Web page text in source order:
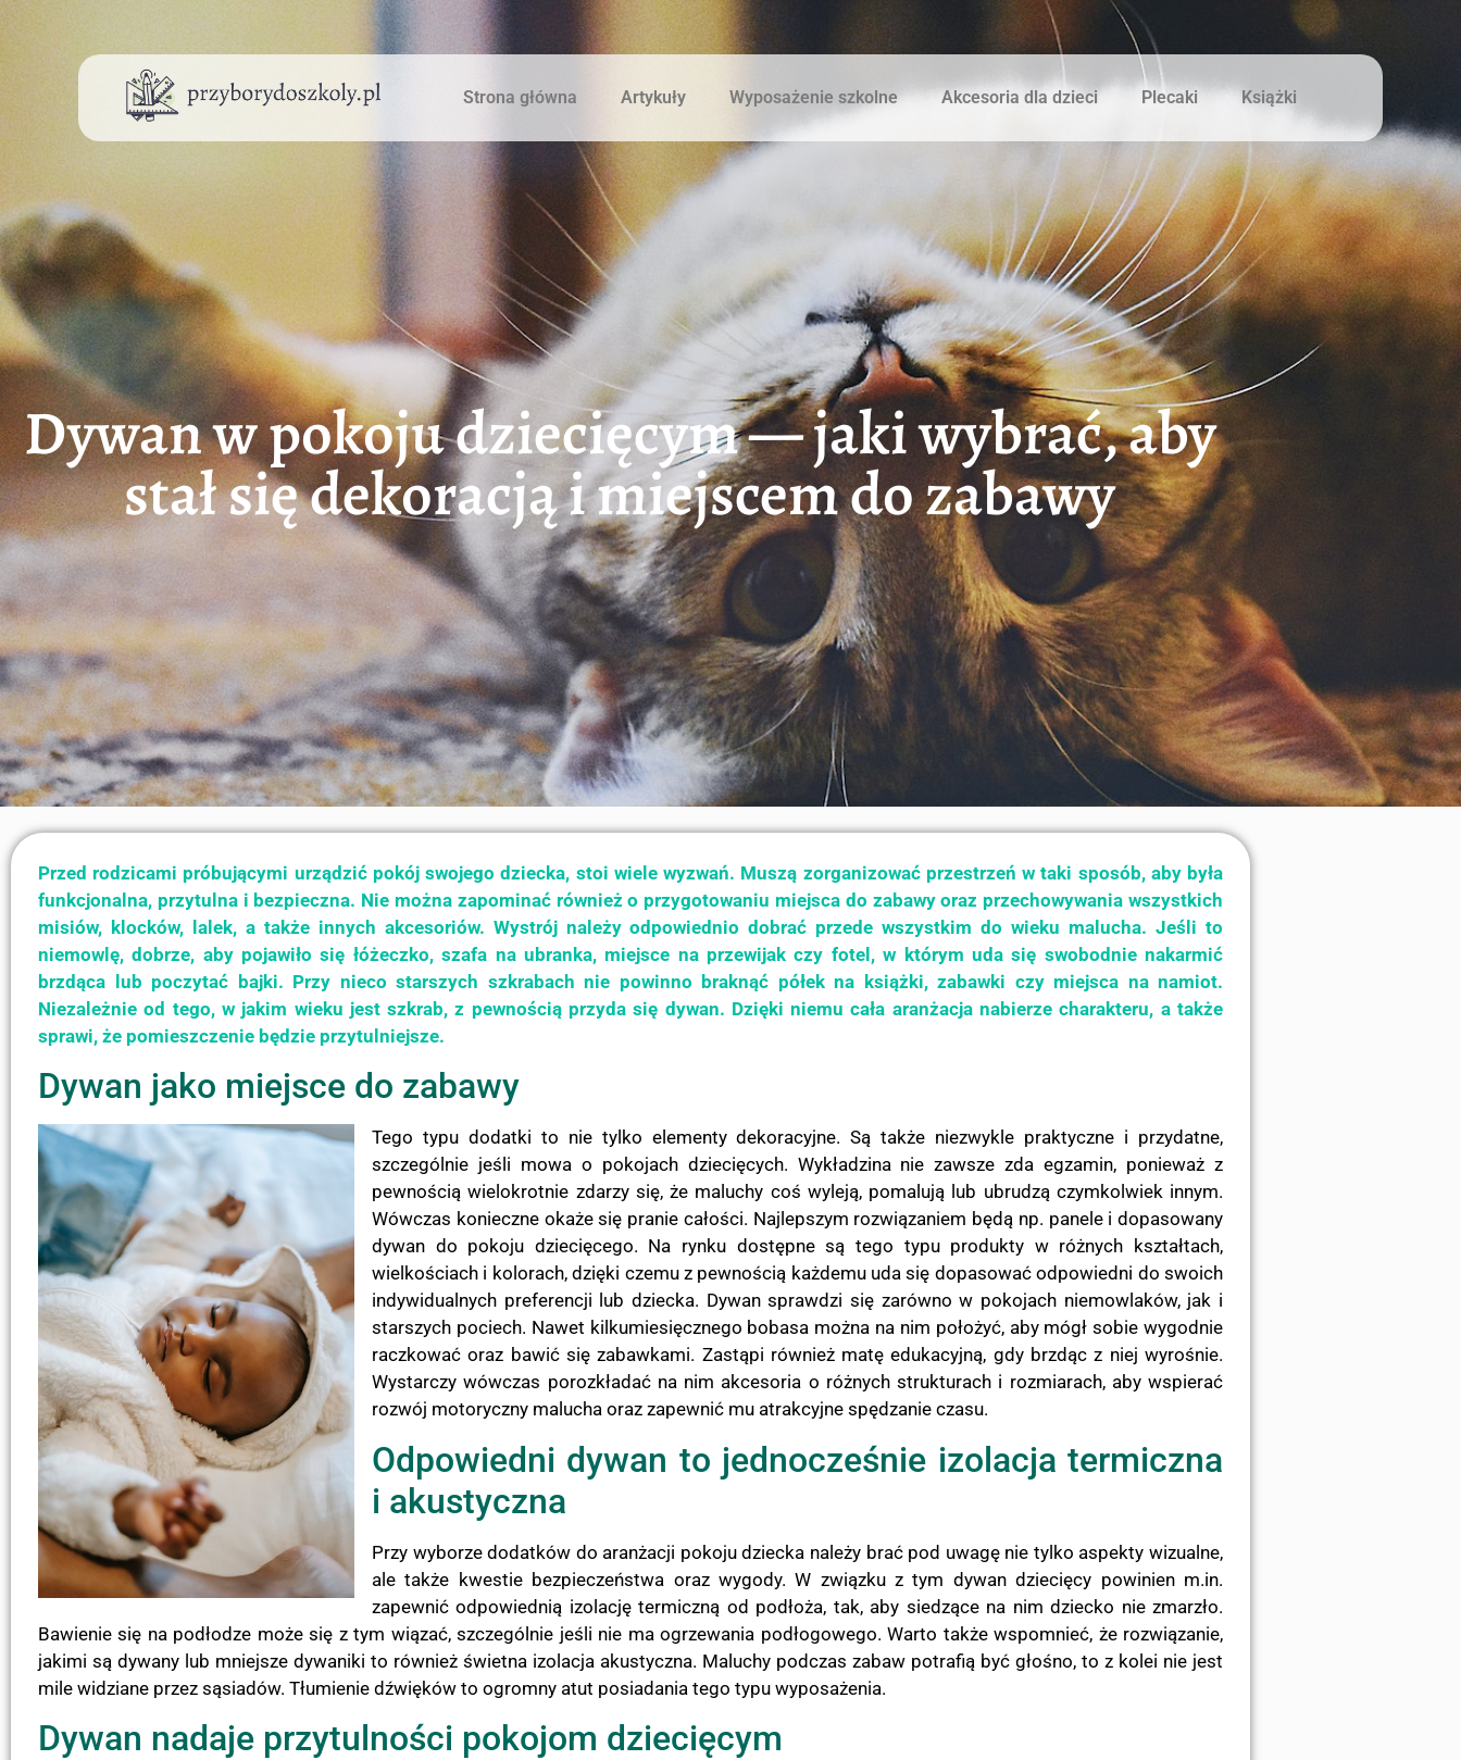
Strona główna Artykuły Wyposażenie szkolne Akcesoria dla dzieci Plecaki Książki
Dywan w pokoju dziecięcym — jaki wybrać, aby
stał się dekoracją i miejscem do zabawy
Przed rodzicami próbującymi urządzić pokój swojego dziecka, stoi wiele wyzwań. Muszą zorganizować przestrzeń w taki sposób, aby była
funkcjonalna, przytulna i bezpieczna. Nie można zapominać również o przygotowaniu miejsca do zabawy oraz przechowywania wszystkich
misiów, klocków, lalek, a także innych akcesoriów. Wystrój należy odpowiednio dobrać przede wszystkim do wieku malucha. Jeśli to
niemowlę, dobrze, aby pojawiło się łóżeczko, szafa na ubranka, miejsce na przewijak czy fotel, w którym uda się swobodnie nakarmić
brzdąca lub poczytać bajki. Przy nieco starszych szkrabach nie powinno braknąć półek na książki, zabawki czy miejsca na namiot.
Niezależnie od tego, w jakim wieku jest szkrab, z pewnością przyda się dywan. Dzięki niemu cała aranżacja nabierze charakteru, a także
sprawi, że pomieszczenie będzie przytulniejsze.
Dywan jako miejsce do zabawy
Tego typu dodatki to nie tylko elementy dekoracyjne. Są także niezwykle praktyczne i przydatne,
szczególnie jeśli mowa o pokojach dziecięcych. Wykładzina nie zawsze zda egzamin, ponieważ z
pewnością wielokrotnie zdarzy się, że maluchy coś wyleją, pomalują lub ubrudzą czymkolwiek innym.
Wówczas konieczne okaże się pranie całości. Najlepszym rozwiązaniem będą np. panele i dopasowany
dywan do pokoju dziecięcego. Na rynku dostępne są tego typu produkty w różnych kształtach,
wielkościach i kolorach, dzięki czemu z pewnością każdemu uda się dopasować odpowiedni do swoich
indywidualnych preferencji lub dziecka. Dywan sprawdzi się zarówno w pokojach niemowlaków, jak i
starszych pociech. Nawet kilkumiesięcznego bobasa można na nim położyć, aby mógł sobie wygodnie
raczkować oraz bawić się zabawkami. Zastąpi również matę edukacyjną, gdy brzdąc z niej wyrośnie.
Wystarczy wówczas porozkładać na nim akcesoria o różnych strukturach i rozmiarach, aby wspierać
rozwój motoryczny malucha oraz zapewnić mu atrakcyjne spędzanie czasu.
Odpowiedni dywan to jednocześnie izolacja termiczna
i akustyczna
Przy wyborze dodatków do aranżacji pokoju dziecka należy brać pod uwagę nie tylko aspekty wizualne,
ale także kwestie bezpieczeństwa oraz wygody. W związku z tym dywan dziecięcy powinien m.in.
zapewnić odpowiednią izolację termiczną od podłoża, tak, aby siedzące na nim dziecko nie zmarzło.
Bawienie się na podłodze może się z tym wiązać, szczególnie jeśli nie ma ogrzewania podłogowego. Warto także wspomnieć, że rozwiązanie,
jakimi są dywany lub mniejsze dywaniki to również świetna izolacja akustyczna. Maluchy podczas zabaw potrafią być głośno, to z kolei nie jest
mile widziane przez sąsiadów. Tłumienie dźwięków to ogromny atut posiadania tego typu wyposażenia.
Dywan nadaje przytulności pokojom dziecięcym